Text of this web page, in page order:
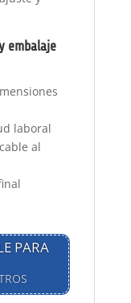
embalaje
laboral
al
PARA